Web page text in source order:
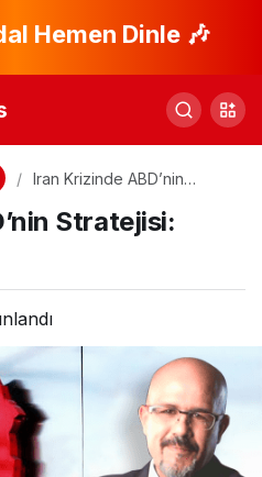
Hemen Dinle 🎶
Iran Krizinde ABD’nin
Stratejisi:
Paylaş